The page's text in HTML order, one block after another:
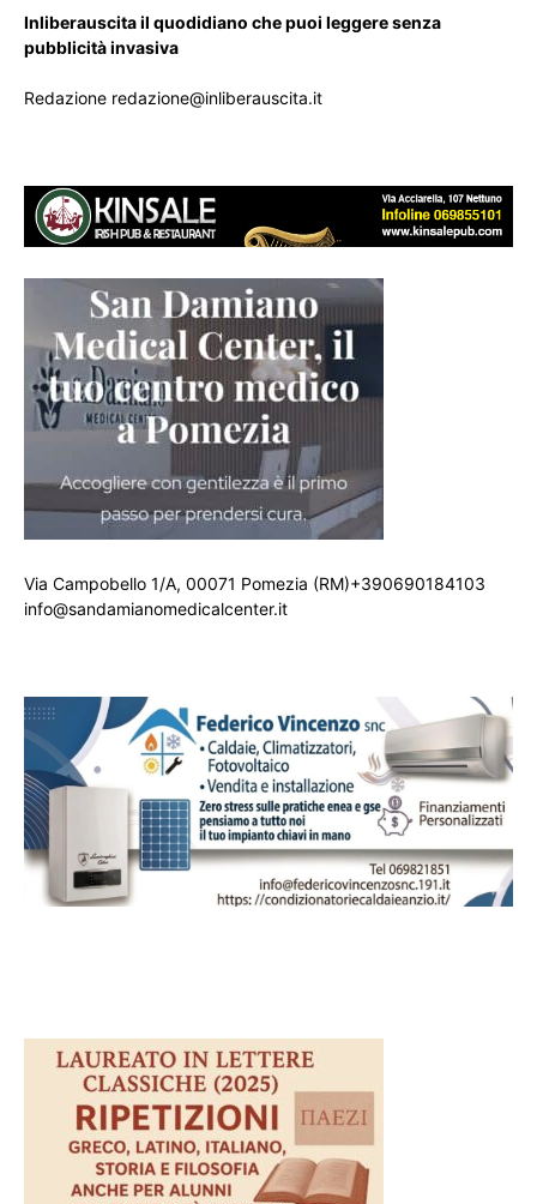
Inliberauscita il quodidiano che puoi leggere senza
pubblicità invasiva
Redazione redazione@inliberauscita.it
Via Campobello 1/A, 00071 Pomezia (RM)+390690184103
info@sandamianomedicalcenter.it